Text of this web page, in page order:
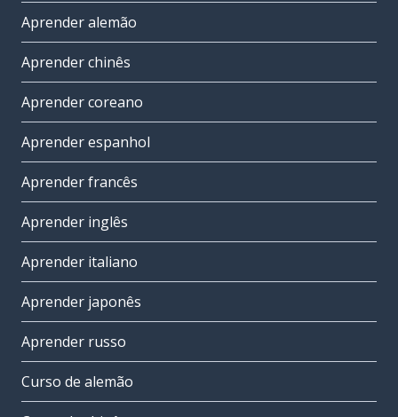
Aprender alemão
Aprender chinês
Aprender coreano
Aprender espanhol
Aprender francês
Aprender inglês
Aprender italiano
Aprender japonês
Aprender russo
Curso de alemão